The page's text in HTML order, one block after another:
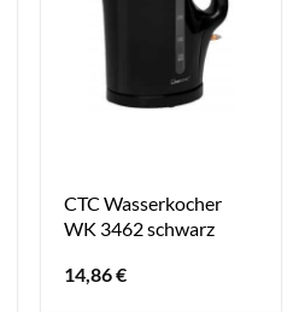
CTC Wasserkocher
WK 3462 schwarz
14,86€